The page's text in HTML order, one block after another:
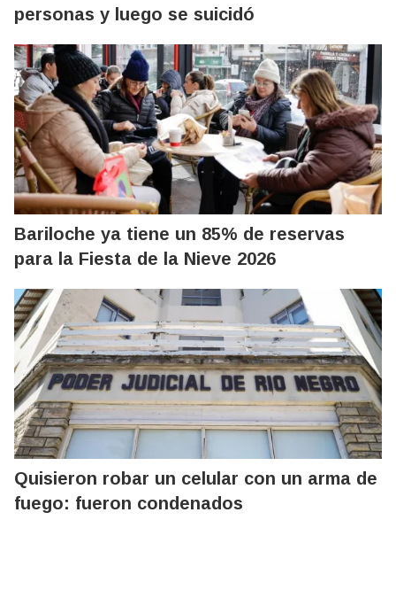
personas y luego se suicidó
Bariloche ya tiene un 85% de reservas
para la Fiesta de la Nieve 2026
Quisieron robar un celular con un arma de
fuego: fueron condenados